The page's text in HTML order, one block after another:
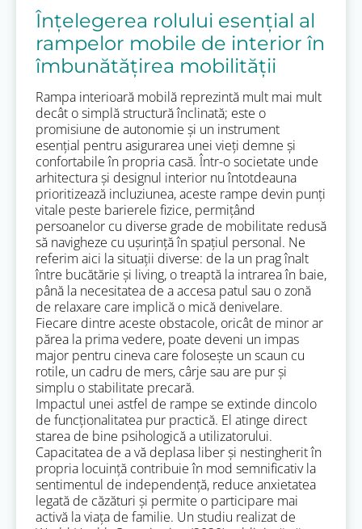
Înțelegerea rolului esențial al
rampelor mobile de interior în
îmbunătățirea mobilității
Rampa interioară mobilă reprezintă mult mai mult
decât o simplă structură înclinată; este o
promisiune de autonomie și un instrument
esențial pentru asigurarea unei vieți demne și
confortabile în propria casă. Într-o societate unde
arhitectura și designul interior nu întotdeauna
prioritizează incluziunea, aceste rampe devin punți
vitale peste barierele fizice, permițând
persoanelor cu diverse grade de mobilitate redusă
să navigheze cu ușurință în spațiul personal. Ne
referim aici la situații diverse: de la un prag înalt
între bucătărie și living, o treaptă la intrarea în baie,
până la necesitatea de a accesa patul sau o zonă
de relaxare care implică o mică denivelare.
Fiecare dintre aceste obstacole, oricât de minor ar
părea la prima vedere, poate deveni un impas
major pentru cineva care folosește un scaun cu
rotile, un cadru de mers, cârje sau are pur și
simplu o stabilitate precară.
Impactul unei astfel de rampe se extinde dincolo
de funcționalitatea pur practică. El atinge direct
starea de bine psihologică a utilizatorului.
Capacitatea de a vă deplasa liber și nestingherit în
propria locuință contribuie în mod semnificativ la
sentimentul de independență, reduce anxietatea
legată de căzături și permite o participare mai
activă la viața de familie. Un studiu realizat de